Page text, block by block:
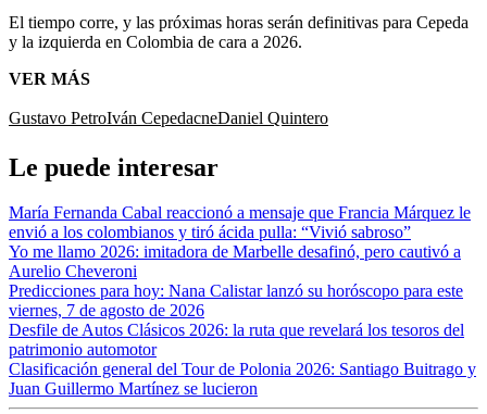
El tiempo corre, y las próximas horas serán definitivas para Cepeda
y la izquierda en Colombia de cara a 2026.
VER MÁS
Gustavo PetroIván CepedacneDaniel Quintero
Le puede interesar
María Fernanda Cabal reaccionó a mensaje que Francia Márquez le
envió a los colombianos y tiró ácida pulla: “Vivió sabroso”
Yo me llamo 2026: imitadora de Marbelle desafinó, pero cautivó a
Aurelio Cheveroni
Predicciones para hoy: Nana Calistar lanzó su horóscopo para este
viernes, 7 de agosto de 2026
Desfile de Autos Clásicos 2026: la ruta que revelará los tesoros del
patrimonio automotor
Clasificación general del Tour de Polonia 2026: Santiago Buitrago y
Juan Guillermo Martínez se lucieron